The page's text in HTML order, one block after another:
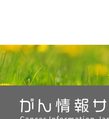
この腫瘍は、臓器の内部ではなく、
に発生することもありますが、
のもあります。
小児中皮腫の治療では、小児
治療計画を作成するべきです。
この疾患の治療は、小児腫瘍医（小児
します。小児腫瘍医は、 小児がんの
を切除する手術。
化学療法。
疼痛を和らげ、 生活の質
法 。
患者さんの腫瘍のサンプル
ないかを調べる
臨床試験へ
類によって、患者さんが受け
悪性中皮腫についてのホーム
コンピュータ断層撮影（CT）
がん標的療法（英語）
提供する総括的ながん情報データ
んの予防や発見、遺伝学的情報、
新かつ公表済みの情報を要約し
が専門用語で記載されています。
易な表現を用いて書かれています